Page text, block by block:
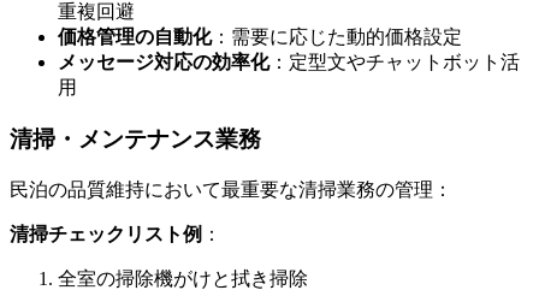
重複回避
価格管理の自動化：需要に応じた動的価格設定
メッセージ対応の効率化：定型文やチャットボット活
用
清掃・メンテナンス業務
民泊の品質維持において最重要な清掃業務の管理：
清掃チェックリスト例 ：
全室の掃除機がけと拭き掃除